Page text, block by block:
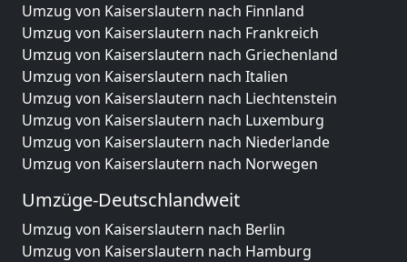
Umzug von Kaiserslautern nach Finnland
Umzug von Kaiserslautern nach Frankreich
Umzug von Kaiserslautern nach Griechenland
Umzug von Kaiserslautern nach Italien
Umzug von Kaiserslautern nach Liechtenstein
Umzug von Kaiserslautern nach Luxemburg
Umzug von Kaiserslautern nach Niederlande
Umzug von Kaiserslautern nach Norwegen
Umzüge-Deutschlandweit
Umzug von Kaiserslautern nach Berlin
Umzug von Kaiserslautern nach Hamburg